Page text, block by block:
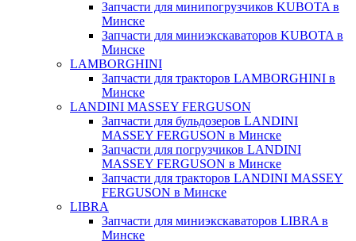
Запчасти для минипогрузчиков KUBOTA в
Минске
Запчасти для миниэкскаваторов KUBOTA в
Минске
LAMBORGHINI
Запчасти для тракторов LAMBORGHINI в
Минске
LANDINI MASSEY FERGUSON
Запчасти для бульдозеров LANDINI
MASSEY FERGUSON в Минске
Запчасти для погрузчиков LANDINI
MASSEY FERGUSON в Минске
Запчасти для тракторов LANDINI MASSEY
FERGUSON в Минске
LIBRA
Запчасти для миниэкскаваторов LIBRA в
Минске